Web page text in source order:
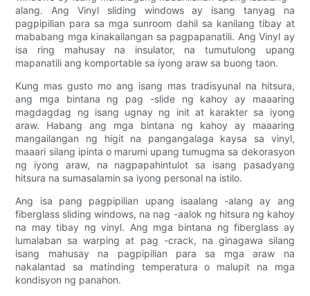
alang. Ang Vinyl sliding windows ay isang tanyag na
pagpipilian para sa mga sunroom dahil sa kanilang tibay at
mababang mga kinakailangan sa pagpapanatili. Ang Vinyl ay
isa ring mahusay na insulator, na tumutulong upang
mapanatili ang komportable sa iyong araw sa buong taon.
Kung mas gusto mo ang isang mas tradisyunal na hitsura,
ang mga bintana ng pag -slide ng kahoy ay maaaring
magdagdag ng isang ugnay ng init at karakter sa iyong
araw. Habang ang mga bintana ng kahoy ay maaaring
mangailangan ng higit na pangangalaga kaysa sa vinyl,
maaari silang ipinta o marumi upang tumugma sa dekorasyon
ng iyong araw, na nagpapahintulot sa isang pasadyang
hitsura na sumasalamin sa iyong personal na istilo.
Ang isa pang pagpipilian upang isaalang -alang ay ang
fiberglass sliding windows, na nag -aalok ng hitsura ng kahoy
na may tibay ng vinyl. Ang mga bintana ng fiberglass ay
lumalaban sa warping at pag -crack, na ginagawa silang
isang mahusay na pagpipilian para sa mga araw na
nakalantad sa matinding temperatura o malupit na mga
kondisyon ng panahon.